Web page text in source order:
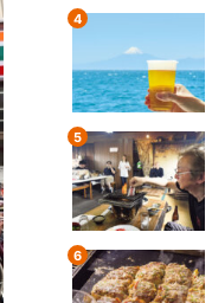
4
5
6